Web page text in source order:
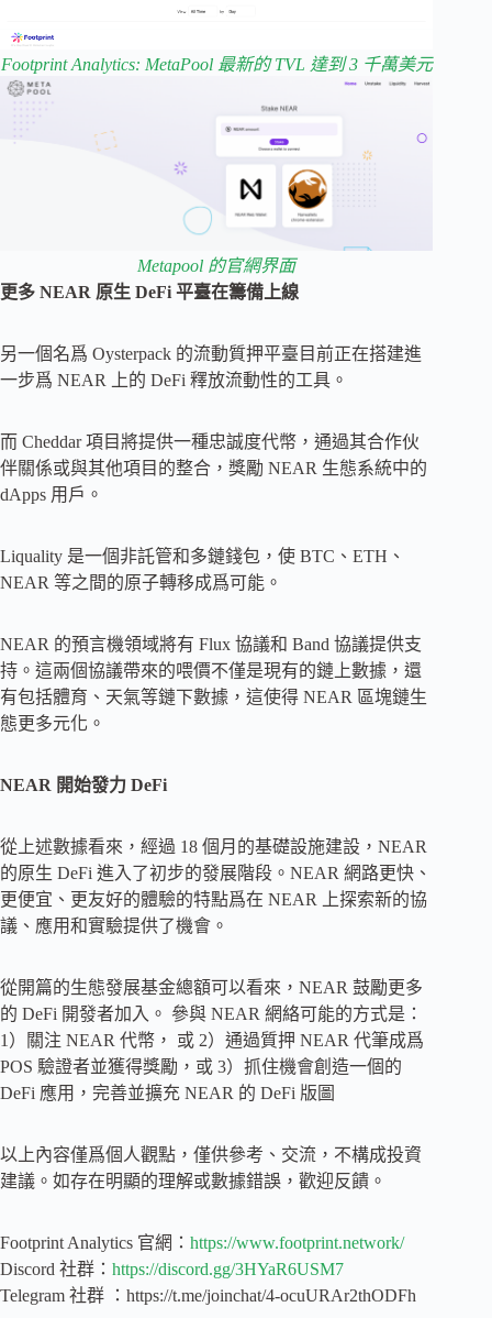
Footprint Analytics: MetaPool 最新的 TVL 達到 3 千萬美元
Metapool 的官網界面
更多 NEAR 原生 DeFi 平臺在籌備上線
另一個名爲 Oysterpack 的流動質押平臺目前正在搭建進
一步爲 NEAR 上的 DeFi 釋放流動性的工具。
而 Cheddar 項目將提供一種忠誠度代幣，通過其合作伙
伴關係或與其他項目的整合，獎勵 NEAR 生態系統中的
dApps 用戶。
Liquality 是一個非託管和多鏈錢包，使 BTC、ETH、
NEAR 等之間的原子轉移成爲可能。
NEAR 的預言機領域將有 Flux 協議和 Band 協議提供支
持。這兩個協議帶來的喂價不僅是現有的鏈上數據，還
有包括體育、天氣等鏈下數據，這使得 NEAR 區塊鏈生
態更多元化。
NEAR 開始發力 DeFi
從上述數據看來，經過 18 個月的基礎設施建設，NEAR
的原生 DeFi 進入了初步的發展階段。NEAR 網路更快、
更便宜、更友好的體驗的特點爲在 NEAR 上探索新的協
議、應用和實驗提供了機會。
從開篇的生態發展基金總額可以看來，NEAR 鼓勵更多
的 DeFi 開發者加入。 參與 NEAR 網絡可能的方式是：
1）關注 NEAR 代幣， 或 2）通過質押 NEAR 代筆成爲
POS 驗證者並獲得獎勵，或 3）抓住機會創造一個的
DeFi 應用，完善並擴充 NEAR 的 DeFi 版圖
以上內容僅爲個人觀點，僅供參考、交流，不構成投資
建議。如存在明顯的理解或數據錯誤，歡迎反饋。
Footprint Analytics 官網： https://www.footprint.network/
Discord 社群： https://discord.gg/3HYaR6USM7
Telegram 社群 ：https://t.me/joinchat/4-ocuURAr2thODFh